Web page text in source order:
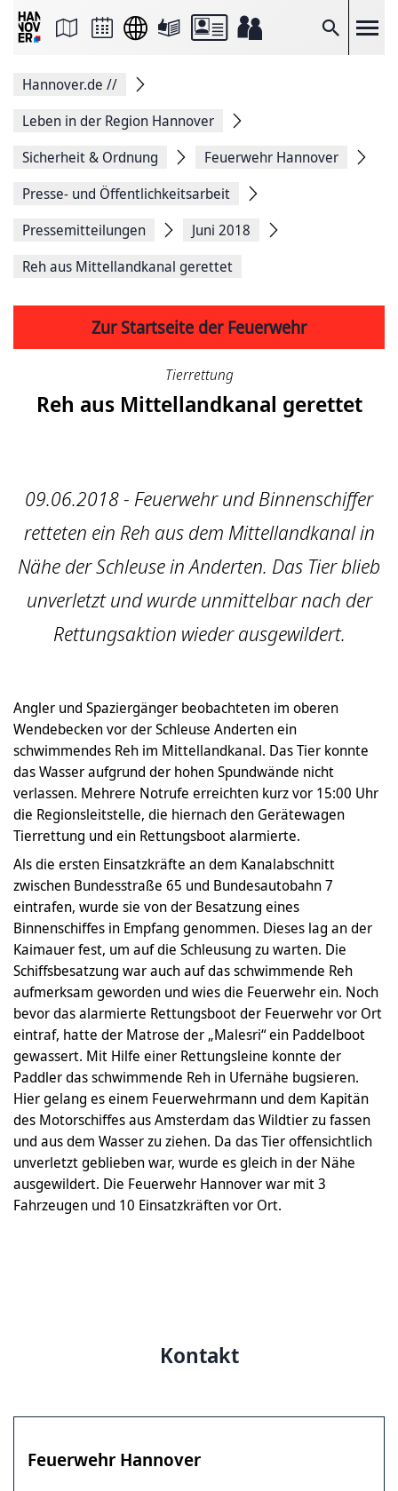
Suche
Seite
Facebook
teilen
Seitenlink
Seite
Hannover.de //
Leben in der Region Hannover
Sicherheit & Ordnung
Feuerwehr Hannover
Presse- und Öffentlichkeitsarbeit
Pressemitteilungen
Juni 2018
Reh aus Mittellandkanal gerettet
Zur Startseite der Feuerwehr
Tierrettung
Reh aus Mittellandkanal gerettet
09.06.2018 - Feuerwehr und Binnenschiffer
retteten ein Reh aus dem Mittellandkanal in
Nähe der Schleuse in Anderten. Das Tier blieb
unverletzt und wurde unmittelbar nach der
Rettungsaktion wieder ausgewildert.
Angler und Spaziergänger beobachteten im oberen
Wendebecken vor der Schleuse Anderten ein
schwimmendes Reh im Mittellandkanal. Das Tier konnte
das Wasser aufgrund der hohen Spundwände nicht
verlassen. Mehrere Notrufe erreichten kurz vor 15:00 Uhr
die Regionsleitstelle, die hiernach den Gerätewagen
Tierrettung und ein Rettungsboot alarmierte.
Als die ersten Einsatzkräfte an dem Kanalabschnitt
zwischen Bundesstraße 65 und Bundesautobahn 7
eintrafen, wurde sie von der Besatzung eines
Binnenschiffes in Empfang genommen. Dieses lag an der
Kaimauer fest, um auf die Schleusung zu warten. Die
Schiffsbesatzung war auch auf das schwimmende Reh
aufmerksam geworden und wies die Feuerwehr ein. Noch
bevor das alarmierte Rettungsboot der Feuerwehr vor Ort
eintraf, hatte der Matrose der „Malesri“ ein Paddelboot
gewassert. Mit Hilfe einer Rettungsleine konnte der
Paddler das schwimmende Reh in Ufernähe bugsieren.
Hier gelang es einem Feuerwehrmann und dem Kapitän
des Motorschiffes aus Amsterdam das Wildtier zu fassen
und aus dem Wasser zu ziehen. Da das Tier offensichtlich
unverletzt geblieben war, wurde es gleich in der Nähe
ausgewildert. Die Feuerwehr Hannover war mit 3
Fahrzeugen und 10 Einsatzkräften vor Ort.
Kontakt
Feuerwehr Hannover